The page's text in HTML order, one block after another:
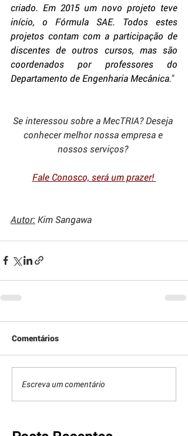
criado. Em 2015 um novo projeto teve
início, o Fórmula SAE. Todos estes
projetos contam com a participação de
discentes de outros cursos, mas são
coordenados por professores do
Departamento de Engenharia Mecânica."
Se interessou sobre a MecTRIA? Deseja
conhecer melhor nossa empresa e
nossos serviços?
Fale Conosco, será um prazer!
Autor: Kim Sangawa
Comentários
Escreva um comentário